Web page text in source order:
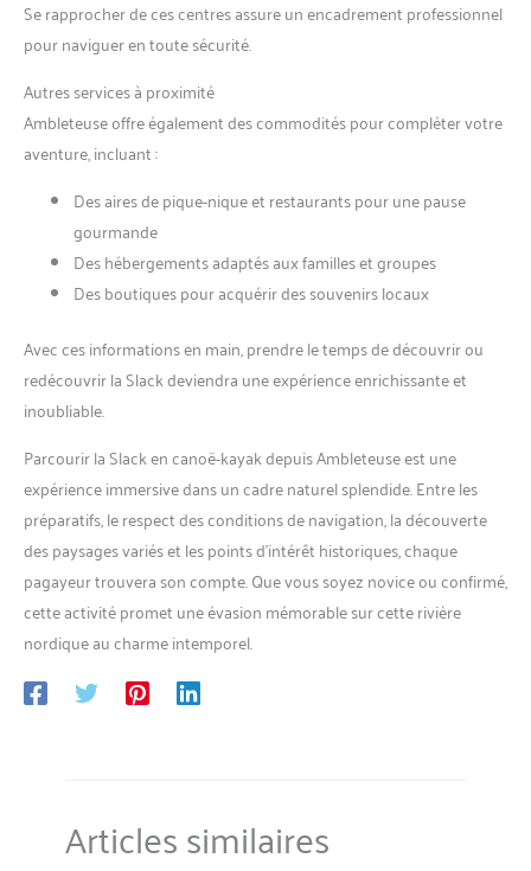
Se rapprocher de ces centres assure un encadrement professionnel
pour naviguer en toute sécurité.
Autres services à proximité
Ambleteuse offre également des commodités pour compléter votre
aventure, incluant :
Des aires de pique-nique et restaurants pour une pause
gourmande
Des hébergements adaptés aux familles et groupes
Des boutiques pour acquérir des souvenirs locaux
Avec ces informations en main, prendre le temps de découvrir ou
redécouvrir la Slack deviendra une expérience enrichissante et
inoubliable.
Parcourir la Slack en canoë-kayak depuis Ambleteuse est une
expérience immersive dans un cadre naturel splendide. Entre les
préparatifs, le respect des conditions de navigation, la découverte
des paysages variés et les points d’intérêt historiques, chaque
pagayeur trouvera son compte. Que vous soyez novice ou confirmé,
cette activité promet une évasion mémorable sur cette rivière
nordique au charme intemporel.
Articles similaires